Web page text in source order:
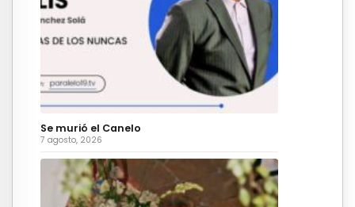
Se murió el Canelo
7 agosto, 2026